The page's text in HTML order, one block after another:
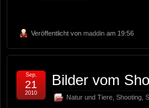
Veröffentlicht von maddin am 19:56
Bilder vom
Natur und Tiere Shooting
Sep.
21
2010